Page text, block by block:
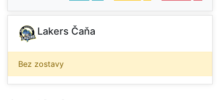
Lakers Čaňa
Bez zostavy